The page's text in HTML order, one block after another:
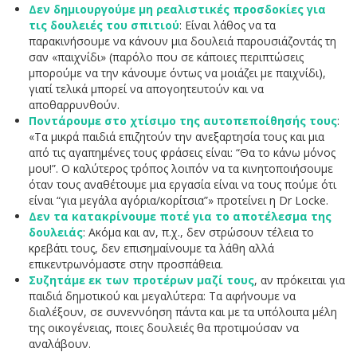
Δεν δημιουργούμε μη ρεαλιστικές προσδοκίες για
τις δουλειές του σπιτιού: Είναι λάθος να τα
παρακινήσουμε να κάνουν μια δουλειά παρουσιάζοντάς τη
σαν «παιχνίδι» (παρόλο που σε κάποιες περιπτώσεις
μπορούμε να την κάνουμε όντως να μοιάζει με παιχνίδι),
γιατί τελικά μπορεί να απογοητευτούν και να
αποθαρρυνθούν.
Ποντάρουμε στο χτίσιμο της αυτοπεποίθησής τους:
«Τα μικρά παιδιά επιζητούν την ανεξαρτησία τους και μια
από τις αγαπημένες τους φράσεις είναι: “Θα το κάνω μόνος
μου!”. Ο καλύτερος τρόπος λοιπόν να τα κινητοποιήσουμε
όταν τους αναθέτουμε μια εργασία είναι να τους πούμε ότι
είναι “για μεγάλα αγόρια/κορίτσια”» προτείνει η Dr Locke.
Δεν τα κατακρίνουμε ποτέ για το αποτέλεσμα της
δουλειάς: Ακόμα και αν, π.χ., δεν στρώσουν τέλεια το
κρεβάτι τους, δεν επισημαίνουμε τα λάθη αλλά
επικεντρωνόμαστε στην προσπάθεια.
Συζητάμε εκ των προτέρων μαζί τους, αν πρόκειται για
παιδιά δημοτικού και μεγαλύτερα: Τα αφήνουμε να
διαλέξουν, σε συνεννόηση πάντα και με τα υπόλοιπα μέλη
της οικογένειας, ποιες δουλειές θα προτιμούσαν να
αναλάβουν.